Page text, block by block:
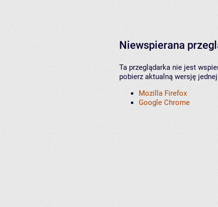
Niewspierana
Ta przeglądarka nie jest
pobierz aktualną wersję
Mozilla Firefox
Google Chrome